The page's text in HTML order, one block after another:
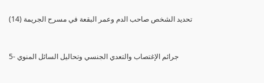
(14) تحديد الشخص صاحب الدم وعمر البقعة في مسرح الجريمة
5- جرائم الإغتصاب والتعدي الجنسي وتحاليل السائل المنوي